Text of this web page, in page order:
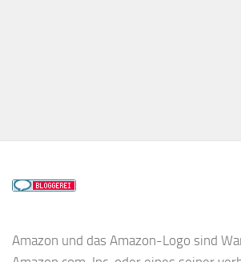
Amazon und das Amazon-Logo sind